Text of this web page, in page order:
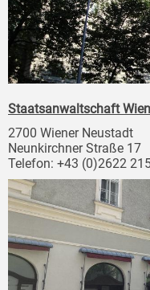
Staatsanwaltschaft
2700 Wiener Neustadt
Neunkirchner Straße 17
Telefon: +43 (0)2622